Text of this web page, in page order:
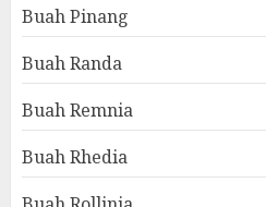
Buah Pinang
Buah Randa
Buah Remnia
Buah Rhedia